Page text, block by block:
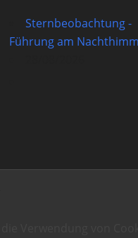
Sternbeobachtung -
Führung am